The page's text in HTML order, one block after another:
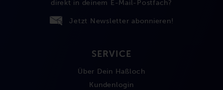
direkt in deinem E-Mail-Postfach?
Jetzt Newsletter abonnieren!
SERVICE
Über Dein Haßloch
Kundenlogin